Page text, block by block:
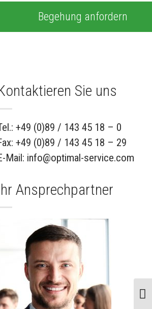
Begehung anfordern
Sie uns
+49 (0)89 / 143 45 18 – 0
+49 (0)89 / 143 45 18 – 29
Mail: info@optimal-service.com
Ansprechpartner